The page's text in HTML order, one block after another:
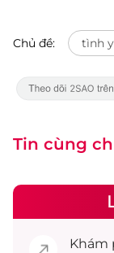
Chủ đề: tình
Tin cùng
Khám